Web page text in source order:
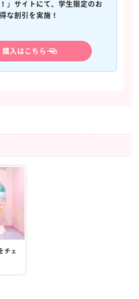
」サイトにて、学生限定のお
得な割引を実施！
購入はこちら
チェ